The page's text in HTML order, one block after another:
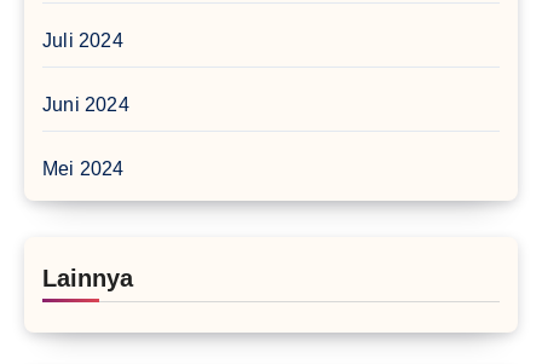
Juli 2024
Juni 2024
Mei 2024
Lainnya